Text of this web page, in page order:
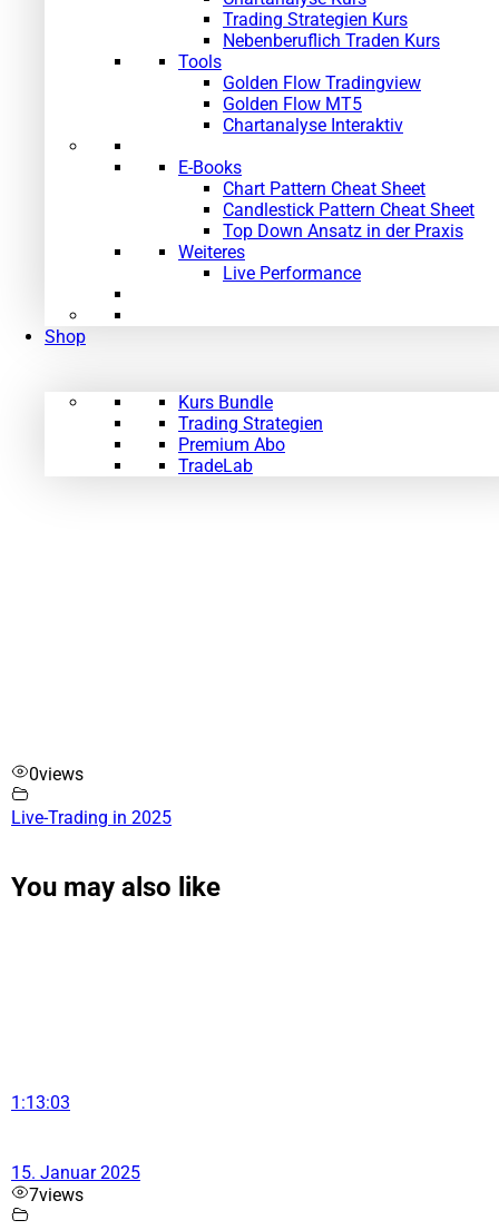
Trading Strategien Kurs
Nebenberuflich Traden Kurs
Tools
Golden Flow Tradingview
Golden Flow MT5
Chartanalyse Interaktiv
E-Books
Chart Pattern Cheat Sheet
Candlestick Pattern Cheat Sheet
Top Down Ansatz in der Praxis
Weiteres
Live Performance
Shop
Kurs Bundle
Trading Strategien
Premium Abo
TradeLab
0views
Live-Trading in 2025
You may also like
1:13:03
15. Januar 2025
7views